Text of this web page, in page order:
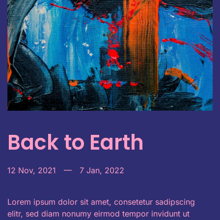
Back to Earth
12 Nov, 2021 — 7 Jan, 2022
Lorem ipsum dolor sit amet, consetetur sadipscing
elitr, sed diam nonumy eirmod tempor invidunt ut